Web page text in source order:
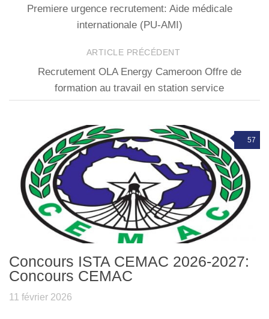
Premiere urgence recrutement: Aide médicale
internationale (PU-AMI)
ARTICLE PRÉCÉDENT
Recrutement OLA Energy Cameroon Offre de
formation au travail en station service
57
Concours ISTA CEMAC 2026-2027:
Concours CEMAC
11 février 2026